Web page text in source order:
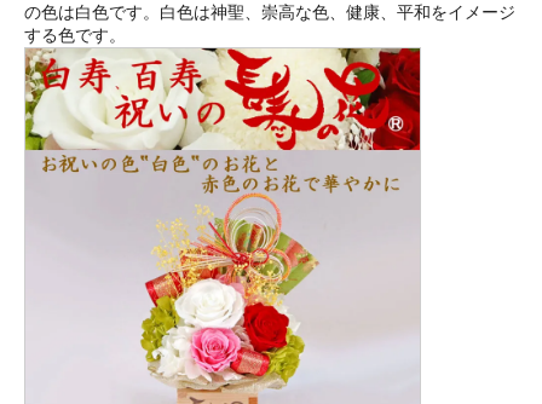
の色は白色です。白色は神聖、崇高な色、健康、平和をイメージ
する色です。